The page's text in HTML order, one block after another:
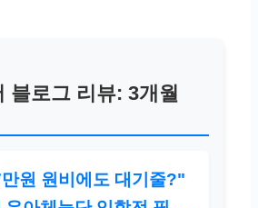
블로그 리뷰: 3개월
원 원비에도 대기줄?"